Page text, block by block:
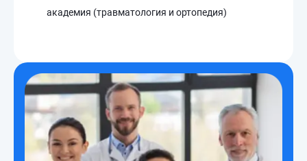
академия (травматология и ортопедия)